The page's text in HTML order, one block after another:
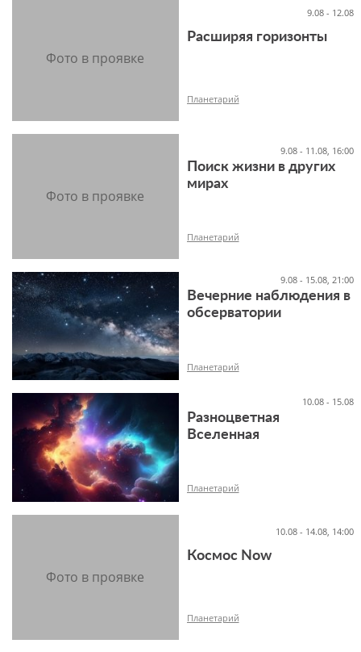
9.08 - 12.08
Расширяя горизонты
Планетарий
9.08 - 11.08, 16:00
Поиск жизни в других
мирах
Планетарий
9.08 - 15.08, 21:00
Вечерние наблюдения в
обсерватории
Планетарий
10.08 - 15.08
Разноцветная
Вселенная
Планетарий
10.08 - 14.08, 14:00
Космос Now
Планетарий